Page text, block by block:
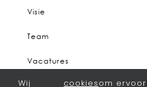
Visie
Team
Vacatures
Wij cookiesom ervoor